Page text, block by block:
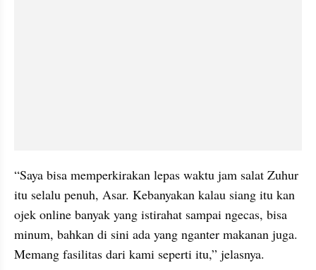
“Saya bisa memperkirakan lepas waktu jam salat Zuhur
itu selalu penuh, Asar. Kebanyakan kalau siang itu kan
ojek online banyak yang istirahat sampai ngecas, bisa
minum, bahkan di sini ada yang nganter makanan juga.
Memang fasilitas dari kami seperti itu,” jelasnya.